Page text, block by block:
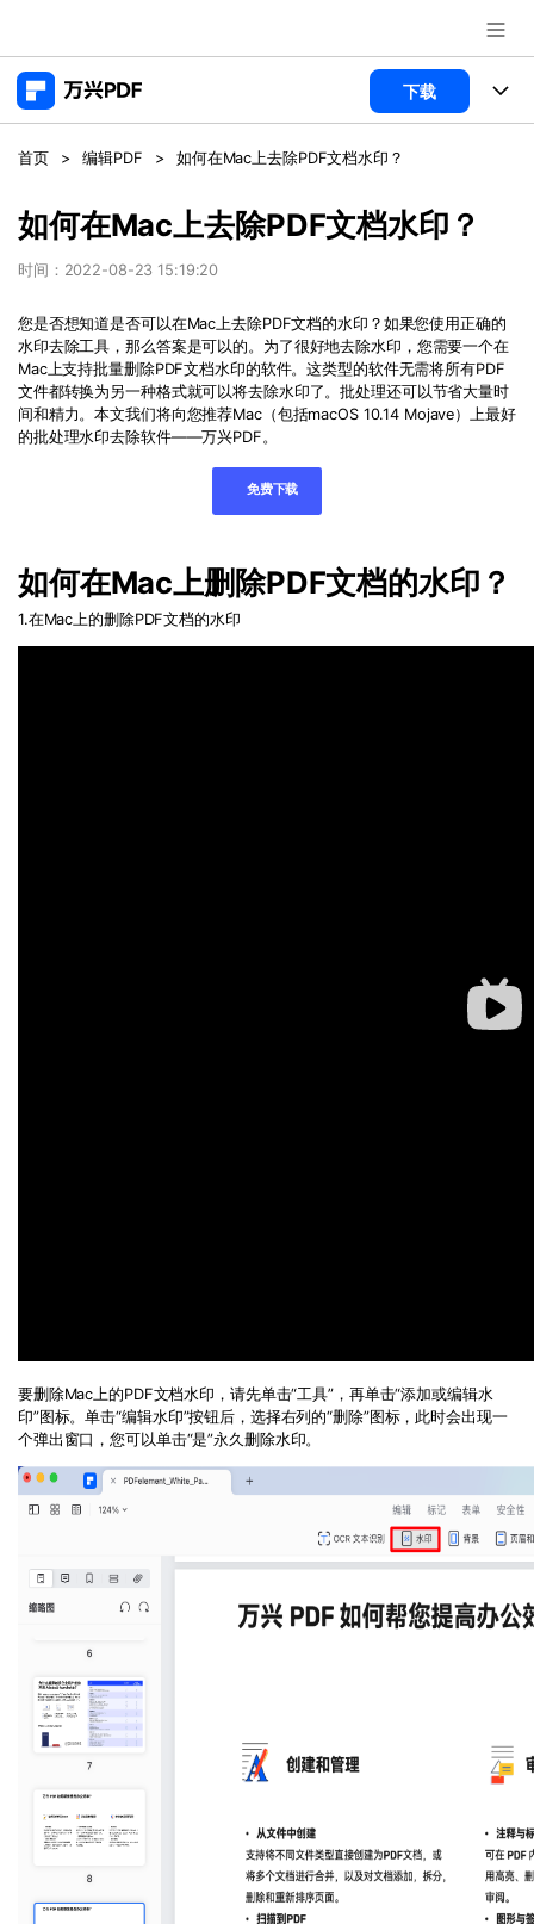
推荐产品
政企服务
新闻中心
关于万兴
加入我们
帮助中心
4000-300624
下载
产品
桌面端
万兴PDF Windows版
移动端
万兴PDF 安卓版
万兴PDF SDK
申请试用
功能
PDF新功能
PDF编辑器
PDF合并工具
PDF转换器
PDF签名
PDF批量工具
商业合作
学校&教育
企业采购
帮助中心
产品支持
用户指南
更新日志
下载中心
免费下载 立即购买
首页 > 编辑PDF > 如何在Mac上去除PDF文档水印？
如何在Mac上去除PDF文档水印？
时间：2022-08-23 15:19:20
您是否想知道是否可以在Mac 上去除PDF文档的水印？如果您使用正确的
水印去除工具，那么答案是可以的。为了很好地去除水印，您需要一个在
Mac上支持批量删除PDF文档水印的软件。这类型的软件无需将所有PDF
文件都转换为另一种格式就可以将去除水印了。批处理还可以节省大量时
间和精力。本文我们将向您推荐Mac（包括macOS 10.14 Mojave）上最好
的批处理水印去除软件——万兴PDF。
免费下载
如何在Mac上删除PDF文档的水印？
1.在Mac上的删除PDF文档的水印
要删除Mac 上的PDF文档水印，请先单击“工具”，再单击“添加或编辑水
印”图标。单击“编辑水印”按钮后，选择右列的“删除”图标，此时会出现一
个弹出窗口，您可以单击“是”永久删除水印。